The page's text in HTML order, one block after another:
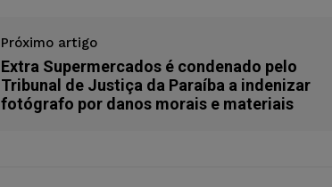
Próximo artigo
Extra Supermercados é condenado pelo
Tribunal de Justiça da Paraíba a indenizar
fotógrafo por danos morais e materiais